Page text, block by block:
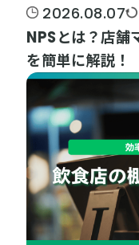
2026.08.07
NPSとは？店舗
を簡単に解説！